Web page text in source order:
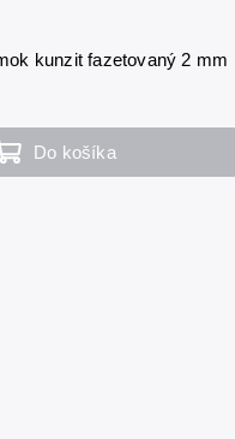
kunzit fazetovaný 2 mm
Do košíka